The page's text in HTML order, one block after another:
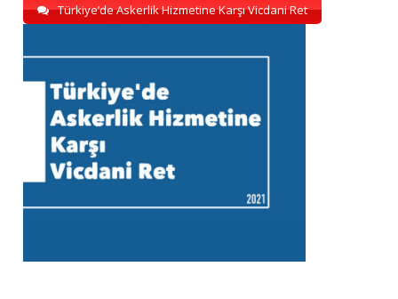
Türkiye’de Askerlik Hizmetine Karşı Vicdani Ret